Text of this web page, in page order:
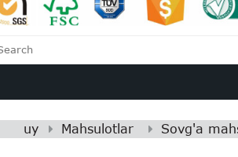
uy Mahsulotlar Sovg'a